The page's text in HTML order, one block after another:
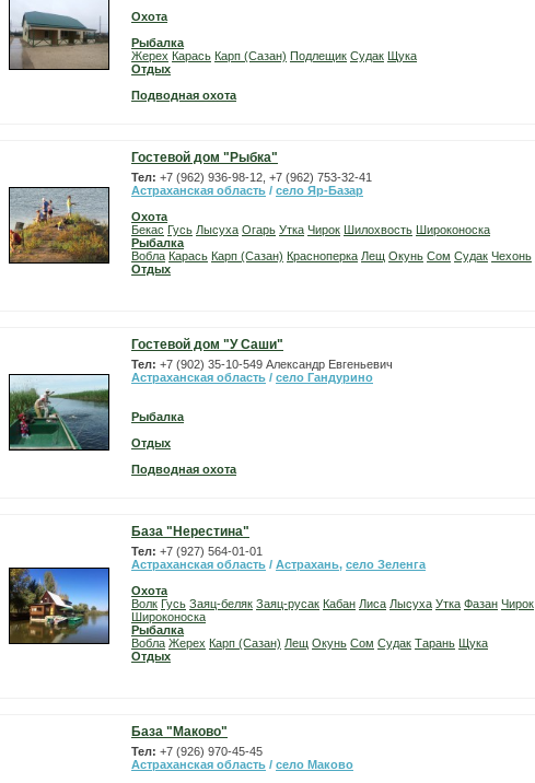
Охота
Рыбалка
Жерех Карась Карп (Сазан) Подлещик Судак Щука
Отдых
Подводная охота
Гостевой дом "Рыбка"
Тел: +7 (962) 936-98-12, +7 (962) 753-32-41
Астраханская область / село Яр-Базар
Охота
Бекас Гусь Лысуха Огарь Утка Чирок Шилохвость Широконоска
Рыбалка
Вобла Карась Карп (Сазан) Красноперка Лещ Окунь Сом Судак Чехонь
Отдых
Гостевой дом "У Саши"
Тел: +7 (902) 35-10-549 Александр Евгеньевич
Астраханская область / село Гандурино
Рыбалка
Отдых
Подводная охота
База "Нерестина"
Тел: +7 (927) 564-01-01
Астраханская область / Астрахань, село Зеленга
Охота
Волк Гусь Заяц-беляк Заяц-русак Кабан Лиса Лысуха Утка Фазан Чирок
Широконоска
Рыбалка
Вобла Жерех Карп (Сазан) Лещ Окунь Сом Судак Тарань Щука
Отдых
База "Маково"
Тел: +7 (926) 970-45-45
Астраханская область / село Маково